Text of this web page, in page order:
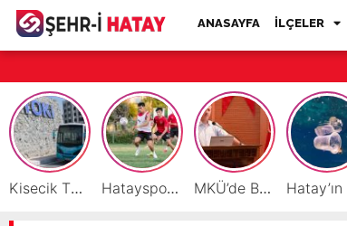
ANASAYFA İLÇELER
Kisecik TOKİ’lere Toplu Ulaşım Hizmeti Başladı Hatayspor’daki büyük kriz gençler için büyük bir fırsat MKÜ’de BAP ve TÜBİTAK 1001 Projeleri Masaya Yatırıldı